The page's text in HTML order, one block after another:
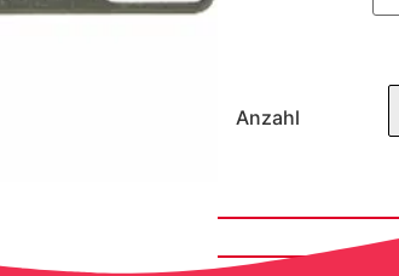
Anzahl